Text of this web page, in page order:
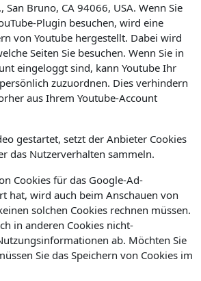
San Bruno, CA 94066, USA. Wenn Sie
Plugin besuchen, wird eine
von Youtube hergestellt. Dabei wird
Seiten Sie besuchen. Wenn Sie in
eingeloggt sind, kann Youtube Ihr
zuzuordnen. Dies verhindern
aus Ihrem Youtube-Account
gestartet, setzt der Anbieter Cookies
das Nutzerverhalten sammeln.
Cookies für das Google-Ad-
hat, wird auch beim Anschauen von
solchen Cookies rechnen müssen.
in anderen Cookies nicht-
ab. Möchten Sie
Sie das Speichern von Cookies im